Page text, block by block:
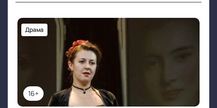
16+
Драма